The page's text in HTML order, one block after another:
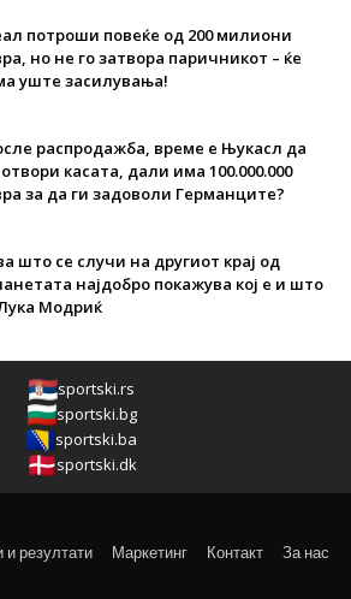
потроши повеќе од 200 милиони
но не го затвора паричникот – ќе
уште засилувања!
распродажба, време е Њукасл да
отвори касата, дали има 100.000.000
за да ги задоволи Германците?
што се случи на другиот крај од
најдобро покажува кој е и што
Модриќ
sportski.rs
sportski.bg
sportski.ba
sportski.dk
и резултати Маркетинг Контакт За нас